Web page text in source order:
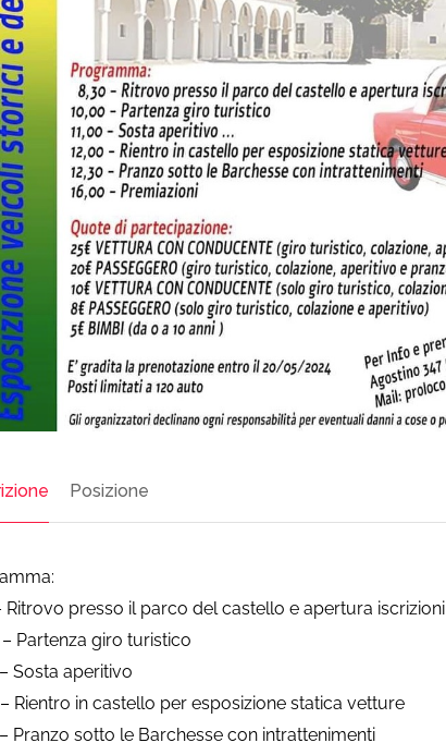
Posizione
Ritrovo presso il parco del castello e apertura iscrizioni
Partenza giro turistico
Sosta aperitivo
Rientro in castello per esposizione statica vetture
Pranzo sotto le Barchesse con intrattenimenti